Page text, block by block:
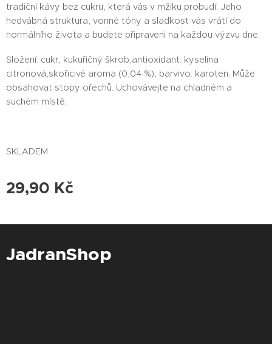
tradiční kávy bez cukru, která vás v mžiku probudí. Jeho
hedvábná struktura, vonné tóny a sladkost vás vrátí do
normálního života a budete připraveni na každou výzvu dne.
Složení: cukr, kukuřičný škrob,antioxidant: kyselina
citronová;skořicivé aroma (0,04 %); barvivo: karoten. Může
obsahovat stopy ořechů. Uchovávejte na chladném a
suchém místě.
SKLADEM
29,90 Kč
JadranShop